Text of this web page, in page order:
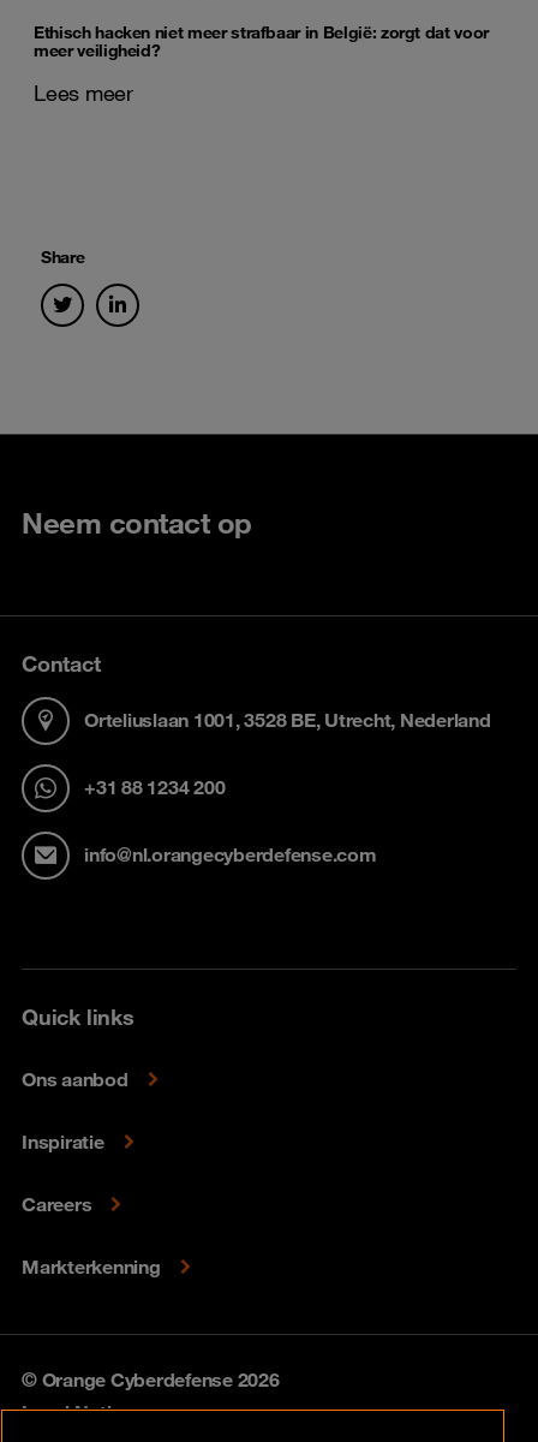
Ethisch hacken niet meer strafbaar in België: zorgt dat voor
meer veiligheid?
Lees meer
Share
Neem contact op
Contact
Orteliuslaan 1001, 3528 BE, Utrecht, Nederland
+31 88 1234 200
info@nl.orangecyberdefense.com
Quick links
Ons aanbod
Inspiratie
Careers
Markterkenning
© Orange Cyberdefense 2026
Legal Notice